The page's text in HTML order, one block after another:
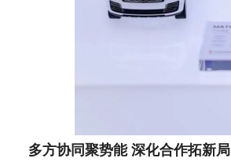
多方协同聚势能 深化合作拓新局